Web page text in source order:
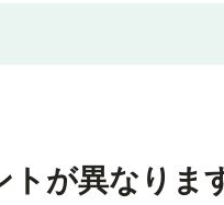
トが異なりま